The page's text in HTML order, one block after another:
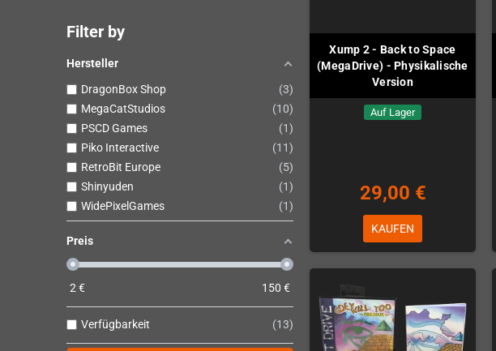
Filter by
Hersteller
DragonBox Shop
3
MegaCatStudios
10
PSCD Games
1
Piko Interactive
11
RetroBit Europe
5
Shinyuden
1
WidePixelGames
1
Preis
2€ 150 €
Verfügbarkeit 13
Xump 2 - Back to Space
(MegaDrive) - Physikalische
Version
Auf Lager
29,00 €
KAUFEN